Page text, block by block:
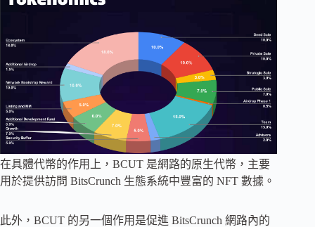
在具體代幣的作用上，BCUT 是網路的原生代幣，主要
用於提供訪問 BitsCrunch 生態系統中豐富的 NFT 數據。
此外，BCUT 的另一個作用是促進 BitsCrunch 網路內的